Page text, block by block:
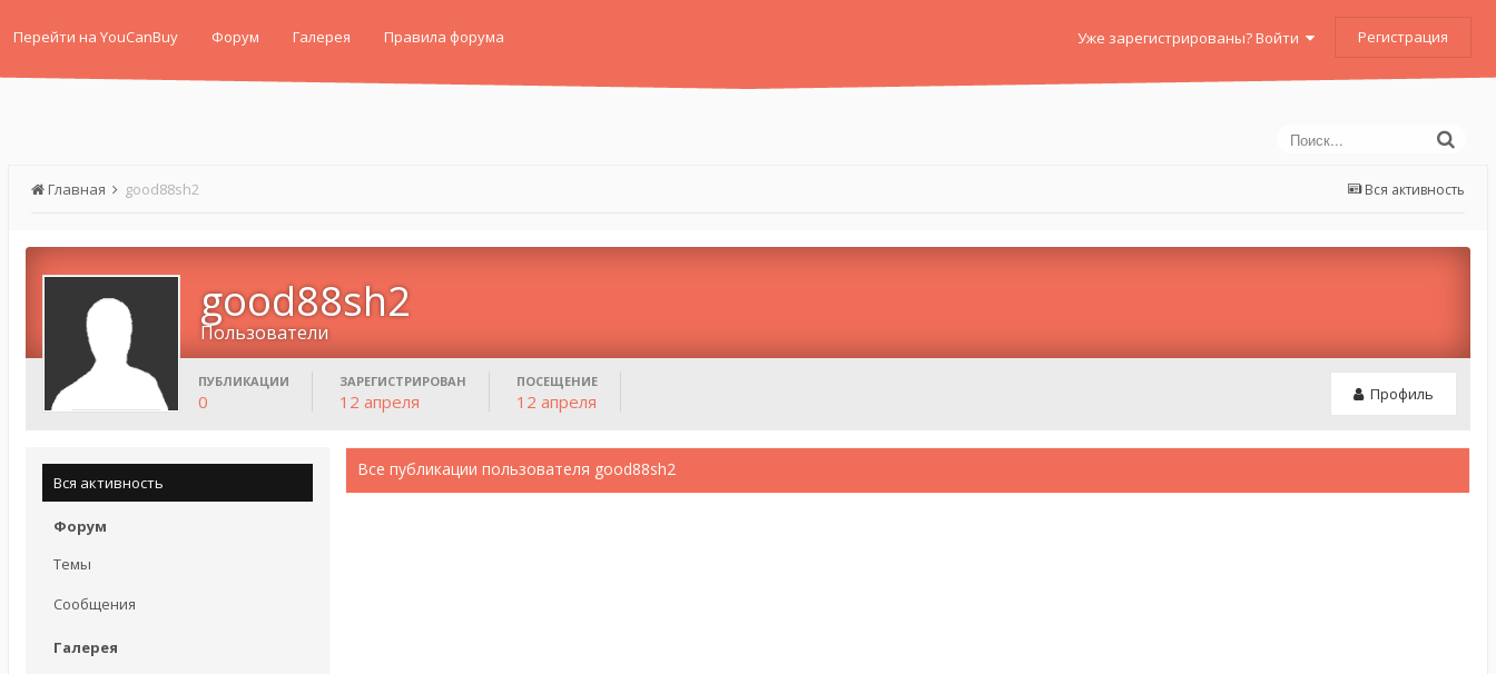
Перейти на YouCanBuy Форум Галерея Правила форума Уже зарегистрированы? Войти Регистрация
Вся активность
Главная good88sh2
good88sh2
Пользователи
Профиль
ПУБЛИКАЦИИ
0
ЗАРЕГИСТРИРОВАН
12 апреля
ПОСЕЩЕНИЕ
12 апреля
Вся активность
Форум
Темы
Сообщения
Галерея
Все публикации пользователя good88sh2